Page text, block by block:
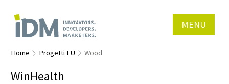
MENU
Home Progetti EU Wood
WinHealth